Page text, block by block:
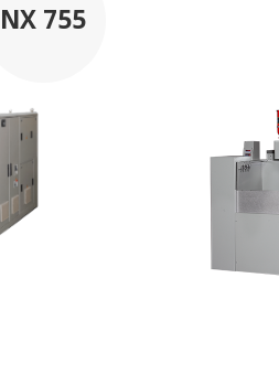
NX 755